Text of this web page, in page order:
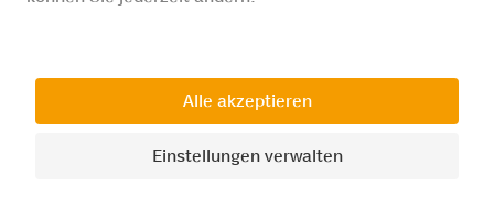
Datenschutz
Impressum